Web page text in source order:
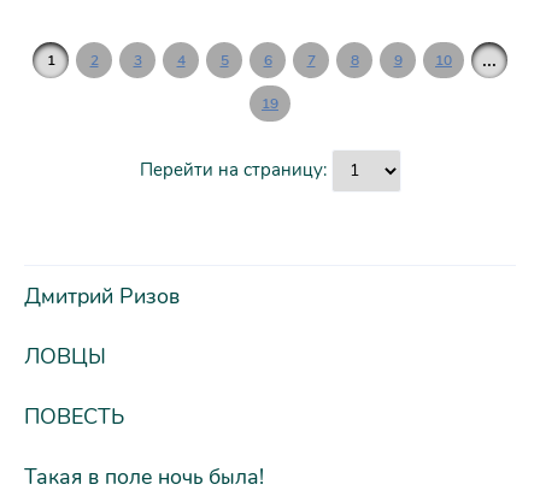
1 2 3 4 5 6 7 8 9 10 ...
19
Перейти на страницу:
Дмитрий Ризов
ЛОВЦЫ
ПОВЕСТЬ
Такая в поле ночь была!